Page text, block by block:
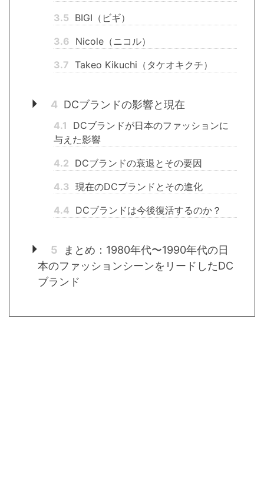
3.5 BIGI（ビギ）
3.6 Nicole（ニコル）
3.7 Takeo Kikuchi（タケオキクチ）
4 DCブランドの影響と現在
4.1
DCブランドが日本のファッションに
与えた影響
4.2 DCブランドの衰退とその要因
4.3 現在のDCブランドとその進化
4.4 DCブランドは今後復活するのか？
5
まとめ：1980年代〜1990年代の日
本のファッションシーンをリードしたDC
ブランド